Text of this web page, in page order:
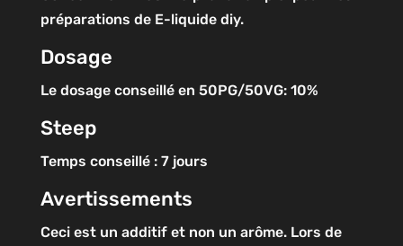
préparations de E-liquide diy.
Dosage
Le dosage conseillé en 50PG/50VG: 10%
Steep
Temps conseillé : 7 jours
Avertissements
Ceci est un additif et non un arôme. Lors de